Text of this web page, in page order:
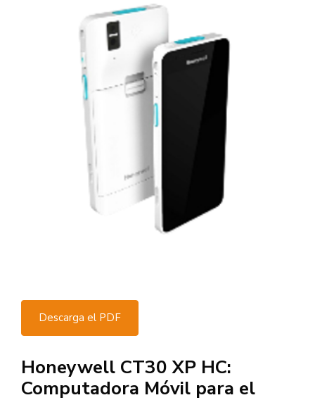
Descarga el PDF
Honeywell CT30 XP HC:
Computadora Móvil para el